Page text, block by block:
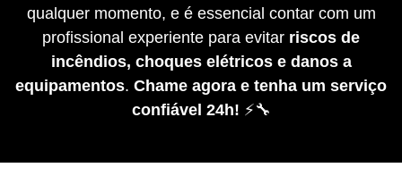
qualquer momento, e é essencial contar com um
profissional experiente para evitar riscos de
incêndios, choques elétricos e danos a
equipamentos. Chame agora e tenha um serviço
confiável 24h! ⚡🔧